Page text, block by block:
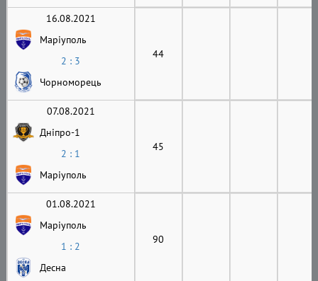
16.08.2021
Маріуполь
2 : 3
Чорноморець
44
07.08.2021
Дніпро-1
2 : 1
Маріуполь
45
01.08.2021
Маріуполь
1 : 2
Десна
90